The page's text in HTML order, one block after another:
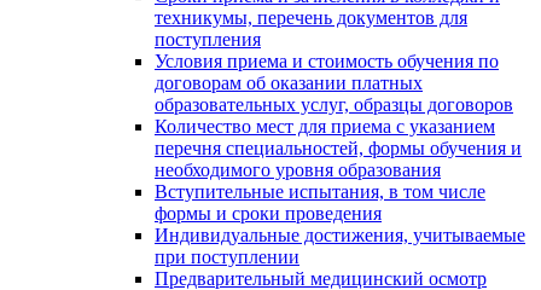
техникумы, перечень документов для
поступления
Условия приема и стоимость обучения по
договорам об оказании платных
образовательных услуг, образцы договоров
Количество мест для приема с указанием
перечня специальностей, формы обучения и
необходимого уровня образования
Вступительные испытания, в том числе
формы и сроки проведения
Индивидуальные достижения, учитываемые
при поступлении
Предварительный медицинский осмотр